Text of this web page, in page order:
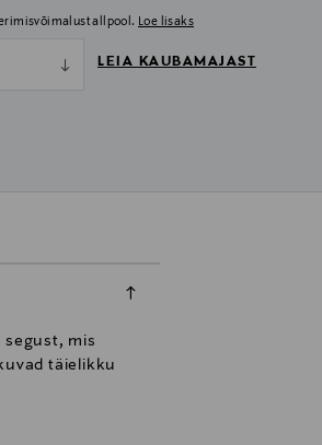
allpool. Loe lisaks
LEIA KAUBAMAJAST
mis
täielikku